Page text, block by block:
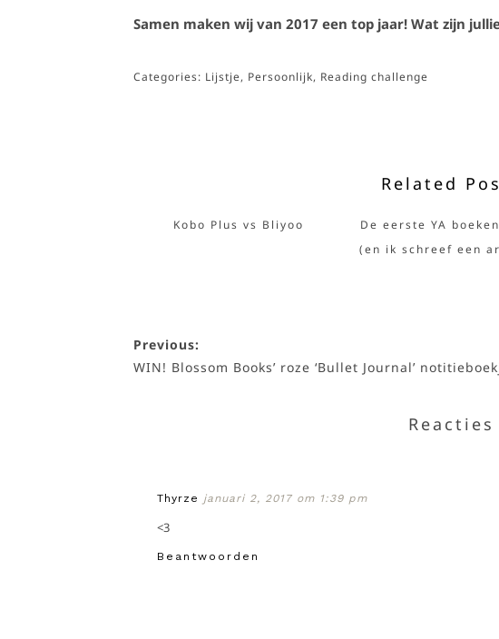
Samen maken wij van 2017 een top jaar! Wat zijn
Categories: Lijstje, Persoonlijk, Reading challenge
Related
Kobo Plus vs Bliyoo
De eerste YA
(en ik schreef een
Previous:
WIN! Blossom Books’ roze ‘Bullet Journal’
Reacties
Thyrze januari 2, 2017 om 1:39 pm
<3
Beantwoorden